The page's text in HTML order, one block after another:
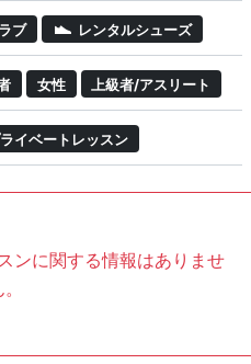
ブ レンタルシューズ
女性 上級者/アスリート
イベートレッスン
ンに関する情報はありませ